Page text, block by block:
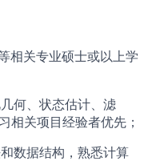
相关专业硕士或以上学
何、状态估计、滤
相关项目经验者优先；
数据结构，熟悉计算